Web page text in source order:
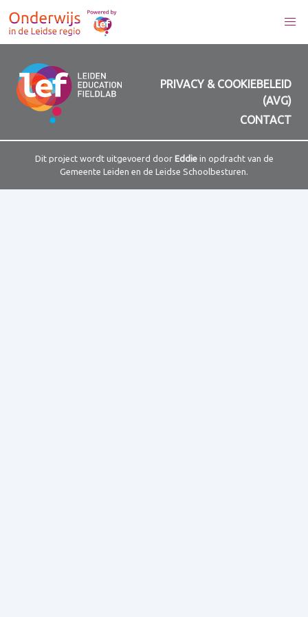
PRIVACY & COOKIEBELEID
(AVG)
CONTACT
Dit project wordt uitgevoerd door Eddiein opdracht van de
Gemeente Leiden en de Leidse Schoolbesturen.